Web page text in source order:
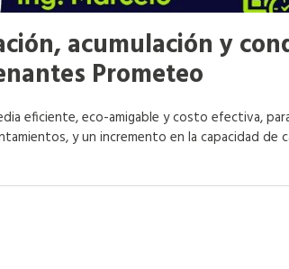
acumulación y
Prometeo
eficiente, eco-amigable y costo efectiva,
y un incremento en la capacidad de